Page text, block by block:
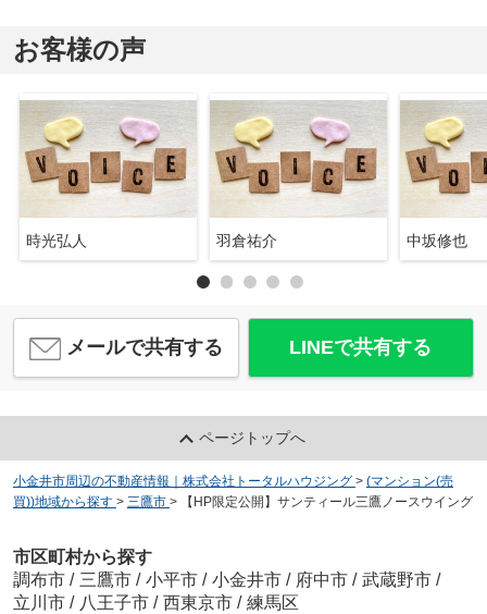
お客様の声
時光弘人 羽倉祐介 中坂修也
メールで共有する LINEで共有する
ページトップへ
小金井市周辺の不動産情報｜株式会社トータルハウジング > (マンション(売
買))地域から探す > 三鷹市 > 【HP限定公開】サンティール三鷹ノースウイング
市区町村から探す
調布市 / 三鷹市 / 小平市 / 小金井市 / 府中市 / 武蔵野市 /
立川市 / 八王子市 / 西東京市 / 練馬区